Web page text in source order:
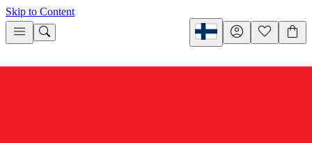
Skip to Content